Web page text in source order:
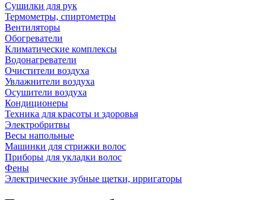
Сушилки для рук
Термометры, спиртометры
Вентиляторы
Обогреватели
Климатические комплексы
Водонагреватели
Очистители воздуха
Увлажнители воздуха
Осушители воздуха
Кондиционеры
Техника для красоты и здоровья
Электробритвы
Весы напольные
Машинки для стрижки волос
Приборы для укладки волос
Фены
Электрические зубные щетки, ирригаторы